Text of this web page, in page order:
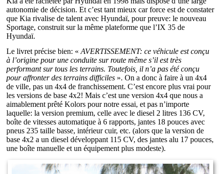
autonomie de décision. Et c’est tant mieux car force est de constater
que Kia rivalise de talent avec Hyundaï, pour preuve: le nouveau
Sportage, construit sur la même plateforme que l’IX 35 de
Hyundaï.
Le livret précise bien: « AVERTISSEMENT: ce véhicule est conçu
à l’origine pour une conduite sur route même s’il est très
performant sur tous les terrains. Toutefois, il n’a pas été conçu
pour affronter des terrains difficiles ». On a donc à faire à un 4x4
de ville, pas un 4x4 de franchissement. C’est encore plus vrai pour
les versions de base 4x2! Mais c’est une version 4x4 que nous a
aimablement prêté Kolors pour notre essai, et pas n’importe
laquelle: la version premium, celle avec le diesel 2 litres 136 CV,
boîte de vitesses automatique à 6 rapports, jantes 18 pouces avec
pneus 235 taille basse, intérieur cuir, etc. (alors que la version de
base 4x2 a un diesel développant 115 CV, des jantes alu 17 pouces,
une boîte manuelle et un équipement plus modeste).